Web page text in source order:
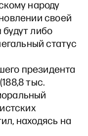
народу
своей
либо
статус
президента
тыс.
находясь на